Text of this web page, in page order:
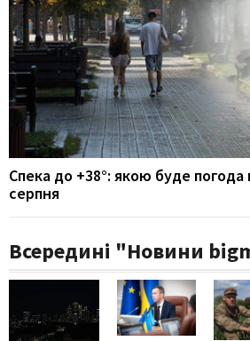
Спека до +38°: якою буде погода
серпня
Всередині "Новини